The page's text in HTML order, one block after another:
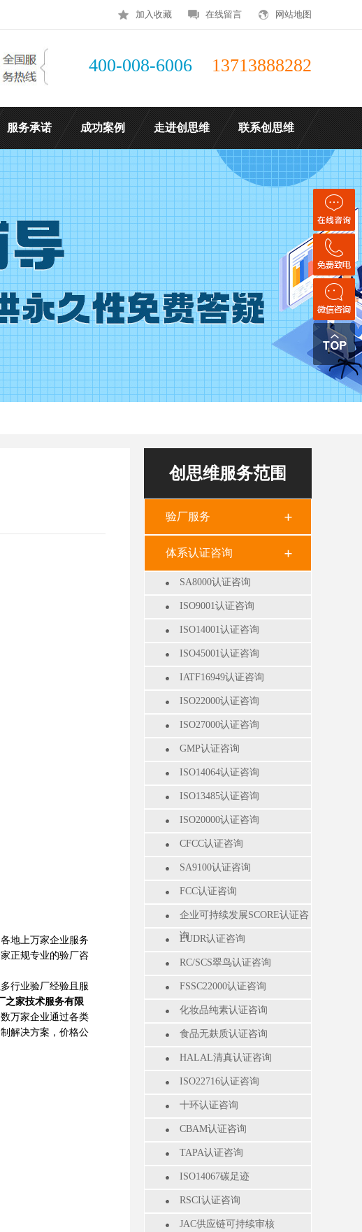
加入收藏 在线留言 网站地图
400-008-6006 13713888282
服务承诺 成功案例 走进创思维 联系创思维
创思维服务范围
验厂服务
体系认证咨询
SA8000认证咨询
ISO9001认证咨询
ISO14001认证咨询
ISO45001认证咨询
IATF16949认证咨询
ISO22000认证咨询
ISO27000认证咨询
GMP认证咨询
ISO14064认证咨询
ISO13485认证咨询
ISO20000认证咨询
CFCC认证咨询
SA9100认证咨询
FCC认证咨询
企业可持续发展SCORE认证咨
询
EUDR认证咨询
RC/SCS翠鸟认证咨询
FSSC22000认证咨询
化妆品纯素认证咨询
食品无麸质认证咨询
HALAL清真认证咨询
ISO22716认证咨询
十环认证咨询
CBAM认证咨询
TAPA认证咨询
ISO14067碳足迹
RSCI认证咨询
JAC供应链可持续审核
地上万家企业服务
正规专业的验厂咨
行业验厂经验且服
之家技术服务有限
万家企业通过各类
解决方案，价格公